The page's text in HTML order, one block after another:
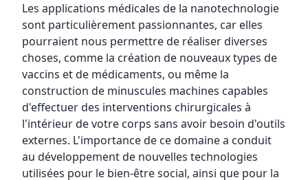
Les applications médicales de la nanotechnologie
sont particulièrement passionnantes, car elles
pourraient nous permettre de réaliser diverses
choses, comme la création de nouveaux types de
vaccins et de médicaments, ou même la
construction de minuscules machines capables
d'effectuer des interventions chirurgicales à
l'intérieur de votre corps sans avoir besoin d'outils
externes. L'importance de ce domaine a conduit
au développement de nouvelles technologies
utilisées pour le bien-être social, ainsi que pour la